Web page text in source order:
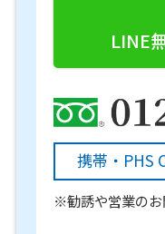
LINE
携帯・PHS
※勧誘や営業のお